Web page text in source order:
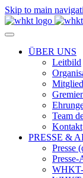
Skip to main
ÜBER UNS
Leitbild
Team
Kontakt
PRESSE &
Presse